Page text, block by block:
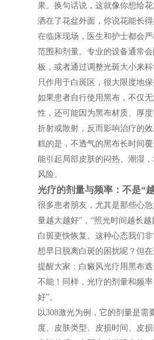
果。换句话说，这就像你想给
洒在了花盆外面，你说花能长得
在临床现场，医生和护士都会
范围和剂量。专业的设备通常
板，或者通过调整光斑大小来
只作用于白斑区，很大限度地保
如果患者自行使用黑布，不仅
性，还可能因为黑布材质、厚
折射或散射，反而影响治疗的
糕的是，不透气的黑布长时间
能引起局部皮肤的闷热、潮湿
风险。
光疗的剂量与频率：不是“
很多患者朋友，尤其是那些心急
量越大越好”，“照光时间越长
白斑更快恢复。这种心态我们
想早日脱离白斑的困扰呢？但
提醒大家：白癜风光疗用黑布
不能！同样，光疗的剂量和频
好”。
以308激光为例，它的剂量是需
度、皮肤类型、皮损时间、皮